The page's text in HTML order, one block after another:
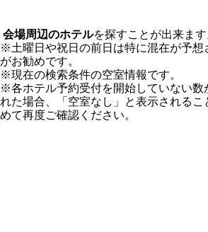
会場周辺のホテルを探すことが出来ます
※土曜日や祝日の前日は特に混在が予想
がお勧めです。
※現在の検索条件の空室情報です。
※各ホテル予約受付を開始していない数
れた場合、「空室なし」と表示されるこ
めて再度ご確認ください。